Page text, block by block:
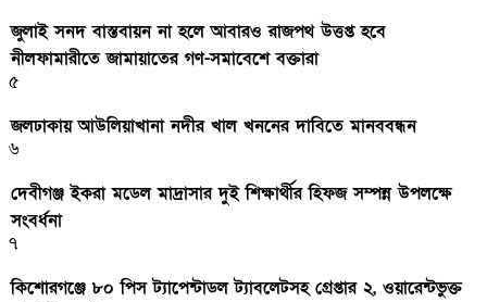
জুলাই সনদ বাস্তবায়ন না হলে আবারও রাজপথ উত্তপ্ত হবে
নীলফামারীতে জামায়াতের গণ-সমাবেশে বক্তারা
৫
জলঢাকায় আউলিয়াখানা নদীর খাল খননের দাবিতে মানববন্ধন
৬
দেবীগঞ্জ ইকরা মডেল মাদ্রাসার দুই শিক্ষার্থীর হিফজ সম্পন্ন উপলক্ষে
সংবর্ধনা
৭
কিশোরগঞ্জে ৮০ পিস ট্যাপেন্টাডল ট্যাবলেটসহ গ্রেপ্তার ২, ওয়ারেন্টভুক্ত